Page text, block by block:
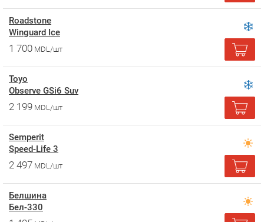
Roadstone
Winguard Ice
1 700 MDL/шт
Toyo
Observe GSi6 Suv
2 199 MDL/шт
Semperit
Speed-Life 3
2 497 MDL/шт
Белшина
Бел-330